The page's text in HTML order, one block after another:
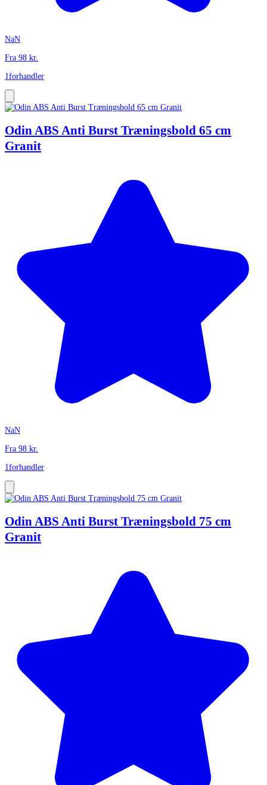
NaN
Fra 98 kr.
1forhandler
Odin ABS Anti Burst Træningsbold 65 cm
Granit
NaN
Fra 98 kr.
1 forhandler
Odin ABS Anti Burst Træningsbold 75 cm
Granit